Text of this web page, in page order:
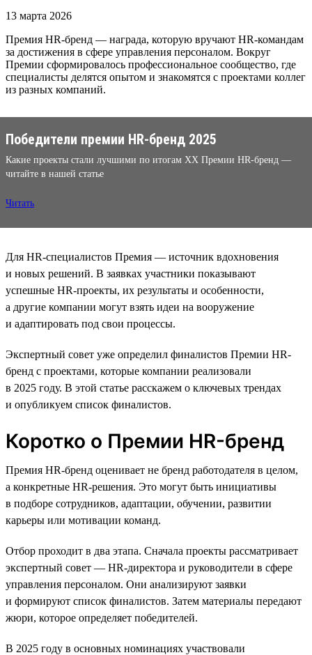
13 марта 2026
Премия HR-бренд — награда, которую вручают HR-командам
за достижения в сфере управления персоналом. Вокруг
Премии сформировалось профессиональное сообщество, где
специалисты делятся опытом и знакомятся с проектами коллег
из разных компаний.
Победители премии HR-бренд 2025
Какие проекты стали лучшими по итогам XX Премии HR-бренд —
читайте в нашей статье
Читать
Для HR-специалистов Премия — источник вдохновения
и новых решений. В заявках участники показывают
успешные HR-проекты, их результаты и особенности,
а другие компании могут взять идеи на вооружение
и адаптировать под свои процессы.
Экспертный совет уже определил финалистов Премии HR-
бренд с проектами, которые компании реализовали
в 2025 году. В этой статье расскажем о ключевых трендах
и опубликуем список финалистов.
Коротко о Премии HR-бренд
Премия HR-бренд оценивает не бренд работодателя в целом,
а конкретные HR-решения. Это могут быть инициативы
в подборе сотрудников, адаптации, обучении, развитии
карьеры или мотивации команд.
Отбор проходит в два этапа. Сначала проекты рассматривает
экспертный совет — HR-директора и руководители в сфере
управления персоналом. Они анализируют заявки
и формируют список финалистов. Затем материалы передают
жюри, которое определяет победителей.
В 2025 году в основных номинациях участвовали